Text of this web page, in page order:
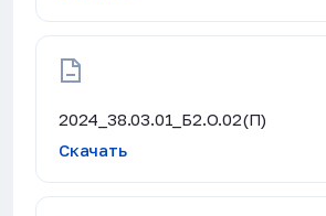
2024_38.03.01_Б2.О.02(П)
Скачать